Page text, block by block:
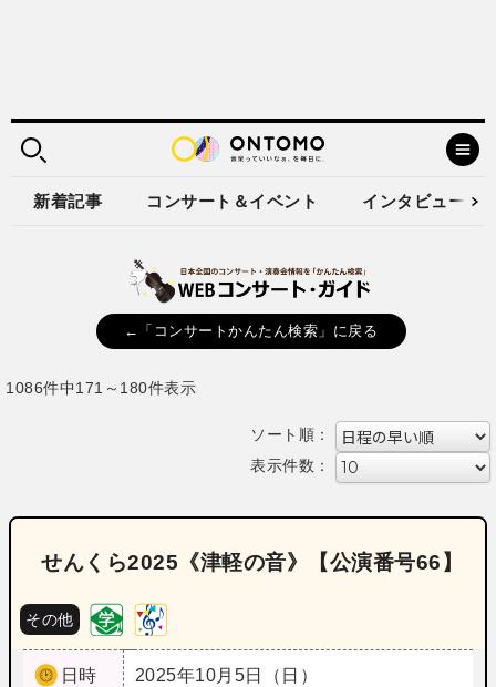
新着記事 コンサート＆イベント インタビュー
←「コンサートかんたん検索」に戻る
1086件中171～180件表示
ソート順：
表示件数：
せんくら2025《津軽の音》【公演番号66】
その他
日時
2025年10月5日（日）